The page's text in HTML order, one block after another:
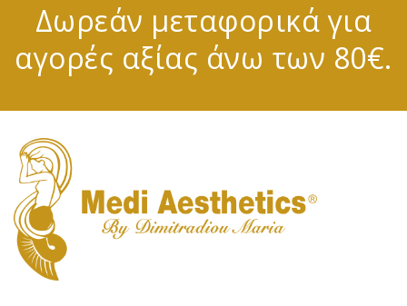
Δωρεάν μεταφορικά για
αγορές αξίας άνω των 80€.